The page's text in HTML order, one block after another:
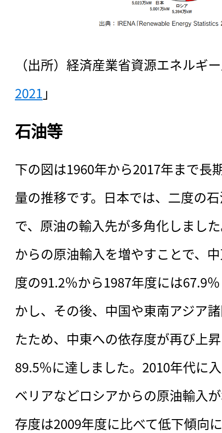
（出所）経済産業省資源エネルギ
2021 」
石油等
下の図は1960年から2017年まで長
量の推移です。日本では、二度の
で、原油の輸入先が多角化しまし
からの原油輸入を増やすことで、
度の91.2％から1987年度には67.9
かし、その後、中国や東南アジア
たため、中東への依存度が再び上
89.5％に達しました。2010年代に
ベリアなどロシアからの原油輸入
存度は2009年度に比べて低下傾向